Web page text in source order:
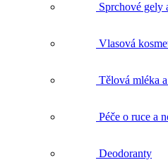
Sprchové gely
Vlasová
Tělová mléka
Péče o ruce a
Deodoranty